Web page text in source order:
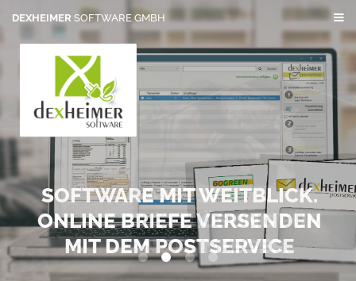
DEXHEIMER SOFTWARE GMBH
SOFTWARE MIT WEITBLICK.
ONLINE BRIEFE VERSENDEN
MIT DEM POSTSERVICE
0 1 2 3